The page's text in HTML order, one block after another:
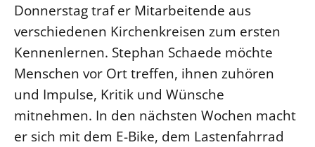
Donnerstag traf er Mitarbeitende aus
verschiedenen Kirchenkreisen zum ersten
Kennenlernen. Stephan Schaede möchte
Menschen vor Ort treffen, ihnen zuhören
und Impulse, Kritik und Wünsche
mitnehmen. In den nächsten Wochen macht
er sich mit dem E-Bike, dem Lastenfahrrad
Datenschutz
Geschäftsstelle Landessynode
LANDESSYNODE
27. Landessynode
Kontakt
Hintergrund